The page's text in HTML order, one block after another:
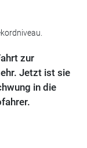
zur
Jetzt ist sie
in die